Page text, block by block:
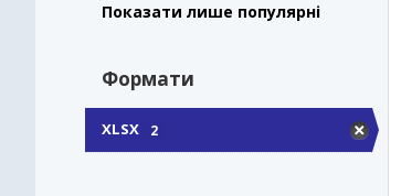
Показати лише популярні
Формати
XLSX 2